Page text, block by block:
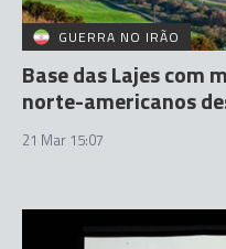
GUERRA NO IRÃO
Base das Lajes com
norte-americanos
21 Mar 15:07